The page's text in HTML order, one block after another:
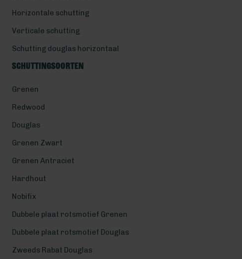
Horizontale schutting
Verticale schutting
Schutting douglas horizontaal
Schuttingsoorten
Grenen
Redwood
Douglas
Grenen Zwart
Grenen Antraciet
Hardhout
Nobifix
Dubbele plaat rotsmotief Grenen
Dubbele plaat rotsmotief Douglas
Zweeds Rabat Douglas